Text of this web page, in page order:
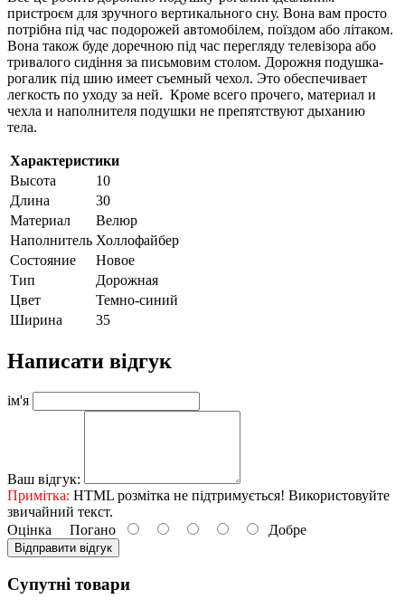
пристроєм для зручного вертикального сну. Вона вам просто
потрібна під час подорожей автомобілем, поїздом або літаком.
Вона також буде доречною під час перегляду телевізора або
тривалого сидіння за письмовим столом. Дорожня подушка-
рогалик під шию имеет съемный чехол. Это обеспечивает
легкость по уходу за ней. Кроме всего прочего, материал и
чехла и наполнителя подушки не препятствуют дыханию
тела.
Характеристики
Высота
10
Длина
30
Материал
Велюр
Наполнитель Холлофайбер
Состояние
Новое
Тип
Дорожная
Цвет
Темно-синий
Ширина
35
Написати відгук
ім'я
Ваш відгук:
Примітка: HTML розмітка не підтримується! Використовуйте
звичайний текст.
Оцінка Погано Добре
Відправити відгук
Супутні товари